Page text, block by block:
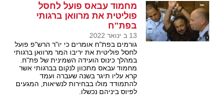
מחמוד עבאס פועל לחסל
פוליטית את מרוואן ברגותי
בפת"ח
13 ב ינואר 2022
גורמים בפת"ח אומרים כי יו"ר הרש"פ פועל
לחסל פוליטית את יריבו המר מרוואן ברגותי
במהלך כינוס הועידה השמינית של פת"ח.
מחמוד עבאס מתכוון לנקום בברגותי אשר
קרא עליו תיגר בשנה שעברה ועמד
להתמודד מולו בבחירות לנשיאות, המגעים
לפיוס ביניהם נכשלו.